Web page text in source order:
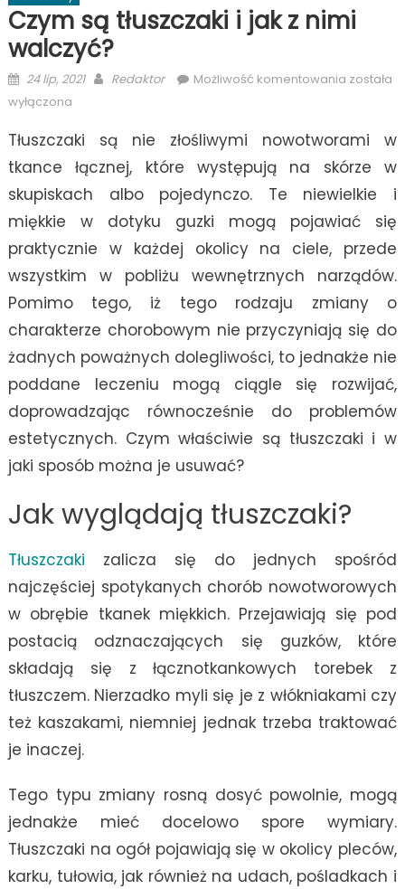
Czym są tłuszczaki i jak z nimi
walczyć?
Posted
on
24 lip, 2021 Author
Redaktor Możliwość komentowania Czym
i
jak
nimi
walczyć?
została
wyłączona
Tłuszczaki są nie złośliwymi nowotworami w
tkance łącznej, które występują na skórze w
skupiskach albo pojedynczo. Te niewielkie i
miękkie w dotyku guzki mogą pojawiać się
praktycznie w każdej okolicy na ciele, przede
wszystkim w pobliżu wewnętrznych narządów.
Pomimo tego, iż tego rodzaju zmiany o
charakterze chorobowym nie przyczyniają się do
żadnych poważnych dolegliwości, to jednakże nie
poddane leczeniu mogą ciągle się rozwijać,
doprowadzając równocześnie do problemów
estetycznych. Czym właściwie są tłuszczaki i w
jaki sposób można je usuwać?
Jak wyglądają tłuszczaki?
Tłuszczaki zalicza się do jednych spośród
najczęściej spotykanych chorób nowotworowych
w obrębie tkanek miękkich. Przejawiają się pod
postacią odznaczających się guzków, które
składają się z łącznotkankowych torebek z
tłuszczem. Nierzadko myli się je z włókniakami czy
też kaszakami, niemniej jednak trzeba traktować
je inaczej.
Tego typu zmiany rosną dosyć powolnie, mogą
jednakże mieć docelowo spore wymiary.
Tłuszczaki na ogół pojawiają się w okolicy pleców,
karku, tułowia, jak również na udach, pośladkach i